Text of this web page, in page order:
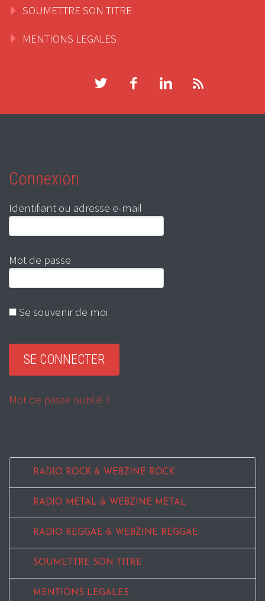
SOUMETTRE SON TITRE
MENTIONS LEGALES
Connexion
Identifiant ou adresse e-mail
Mot de passe
Se souvenir de moi
Mot de passe oublié ?
RADIO ROCK & WEBZINE ROCK
RADIO METAL & WEBZINE METAL
RADIO REGGAE & WEBZINE REGGAE
SOUMETTRE SON TITRE
MENTIONS LEGALES